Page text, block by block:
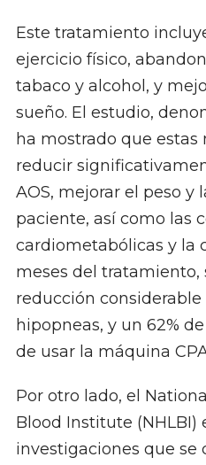
Este tratamiento
ejercicio físico,
tabaco y alcohol, y
sueño. El estudio,
ha mostrado que
reducir
AOS, mejorar el peso y
paciente, así como las
cardiometabólicas y la
meses del tratamiento,
reducción considerable
hipopneas, y un 62%
de usar la máquina
Por otro lado, el
Blood Institute (NHLBI)
investigaciones que se